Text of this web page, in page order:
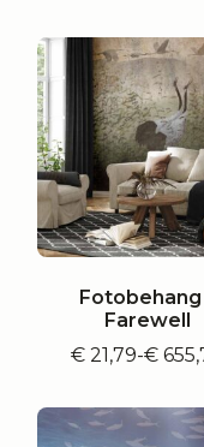
tot
€
Fotobehang
Farewell
€ 21,79-€
tot
€